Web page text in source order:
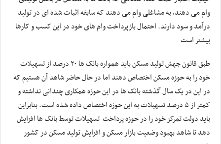
وام می دهند، به مشاغلی وام می دهند که سابقه اثبات شده ای در تولید
درآمد و سود دارند. احتمال بازپرداخت وام های خود در این کسب و کارها
بیشتر است
طبق قانون جهش تولید مسکن باید همواره بانک ها ۲۰ درصد از تسهیلات
خود را به حوزه مسکن اختصاص دهند اما در حال حاضر شاهد آن هستیم که
در این در یک سال گذشته بانک ها در این حوزه همکاری چندانی نداشته و
کمتر از ۵ درصد تسهیلات به این حوزه اختصاص داده شده است. بنابراین
باید دولت تمرکز خود را در حوزه پرداخت تسهیلات توسط بانک ها افزایش
دهد تا شاهد بهبود وضعیت بازار مسکن و افزایش تولید مسکن در کشور